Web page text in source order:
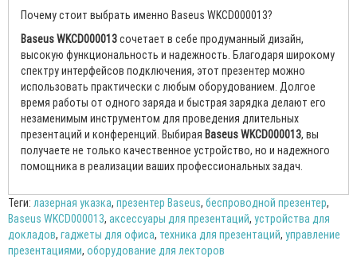
Почему стоит выбрать именно Baseus WKCD000013?
Baseus WKCD000013сочетает в себе продуманный дизайн,
высокую функциональность и надежность. Благодаря широкому
спектру интерфейсов подключения, этот презентер можно
использовать практически с любым оборудованием. Долгое
время работы от одного заряда и быстрая зарядка делают его
незаменимым инструментом для проведения длительных
презентаций и конференций. Выбирая Baseus WKCD000013, вы
получаете не только качественное устройство, но и надежного
помощника в реализации ваших профессиональных задач.
Теги: лазерная указка, презентер Baseus, беспроводной презентер,
Baseus WKCD000013, аксессуары для презентаций, устройства для
докладов, гаджеты для офиса, техника для презентаций, управление
презентациями, оборудование для лекторов